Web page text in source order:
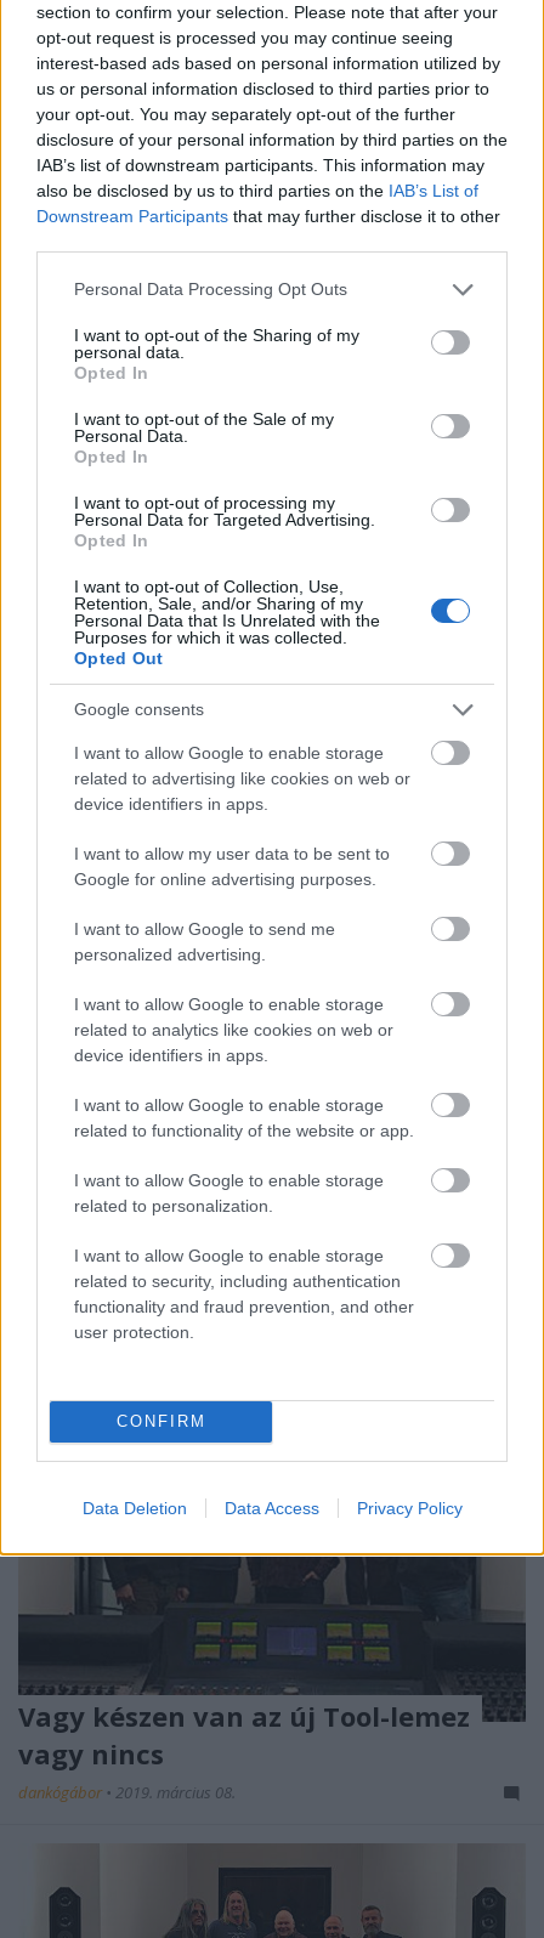
section to confirm your selection. Please note that after your
opt-out request is processed you may continue seeing
interest-based ads based on personal information utilized by
us or personal information disclosed to third parties prior to
your opt-out. You may separately opt-out of the further
disclosure of your personal information by third parties on the
IAB’s list of downstream participants. This information may
also be disclosed by us to third parties on the IAB’s List of
Downstream Participants that may further disclose it to other
Please note that this website/app uses one or more Google
not limited to your visit or usage behaviour. You may click to
grant or deny consent to Google and its third-party tags to
use your data for below specified purposes in below Google
consent section.
Personal Data Processing Opt Outs
I want to opt-out of the Sharing of my
personal data.
Opted In
I want to opt-out of the Sale of my
Personal Data.
Opted In
I want to opt-out of processing my
Personal Data for Targeted Advertising.
Opted In
I want to opt-out of Collection, Use,
Retention, Sale, and/or Sharing of my
Personal Data that Is Unrelated with the
Purposes for which it was collected.
Opted Out
Google consents
I want to allow Google to enable storage
related to advertising like cookies on web or
device identifiers in apps.
I want to allow my user data to be sent to
Google for online advertising purposes.
I want to allow Google to send me
personalized advertising.
I want to allow Google to enable storage
related to analytics like cookies on web or
device identifiers in apps.
I want to allow Google to enable storage
related to functionality of the website or app.
I want to allow Google to enable storage
related to personalization.
I want to allow Google to enable storage
related to security, including authentication
functionality and fraud prevention, and other
user protection.
CONFIRM
Data Deletion Data Access Privacy Policy
A Peer Pressure 2017 őszén alakult Budapesten. Az
indie-rock-zenekar olyan inspirációk alapján írja a
Acedia - Itt egy új Waiting For Violet-
Lángoló Premier
•2019. március 09.
február 24-én jelent meg az első albuma Lilith
címmel, ami a hét főbűn témakörét járja ...
Vagy készen van az új Tool-lemez
vagy nincs
dankógábor • 2019. március 08.